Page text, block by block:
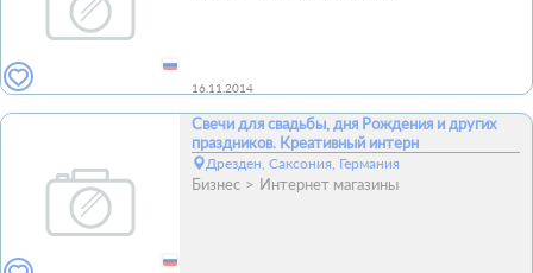
16.11.2014
Свечи для свадьбы, дня Рождения и других
праздников. Креативный интерн
Дрезден, Саксония, Германия
Бизнес Интернет магазины